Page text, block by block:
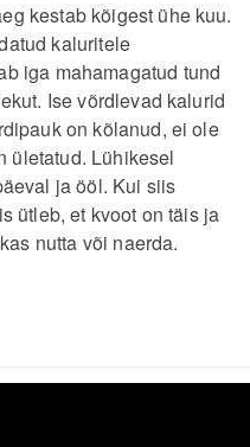
kestab kõigest ühe kuu.
kaluritele
iga mahamagatud tund
Ise võrdlevad kalurid
on kõlanud, ei ole
ületatud. Lühikesel
ja ööl. Kui siis
ütleb, et kvoot on täis ja
nutta või naerda.